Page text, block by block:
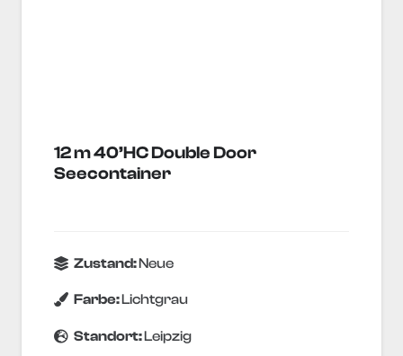
12 m 40’HC Double Door
Seecontainer
Zustand:Neue
Farbe:Lichtgrau
Standort:Leipzig